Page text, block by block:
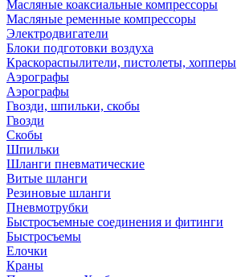
Масляные коаксиальные компрессоры
Масляные ременные компрессоры
Электродвигатели
Блоки подготовки воздуха
Краскораспылители, пистолеты, хопперы
Аэрографы
Аэрографы
Гвозди, шпильки, скобы
Гвозди
Скобы
Шпильки
Шланги пневматические
Витые шланги
Резиновые шланги
Пневмотрубки
Быстросъемные соединения и фитинги
Быстросъемы
Елочки
Краны